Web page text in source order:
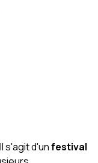
Il s'agit d'unfestival